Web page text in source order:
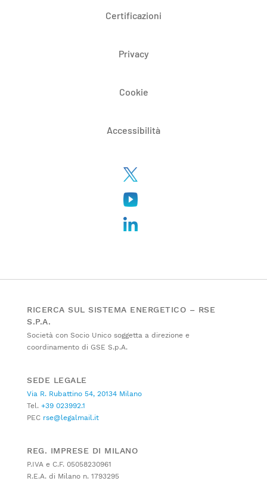
Certificazioni
Privacy
Cookie
Accessibilità
RICERCA SUL SISTEMA ENERGETICO – RSE
S.P.A.
Società con Socio Unico soggetta a direzione e
coordinamento di GSE S.p.A.
SEDE LEGALE
Via R. Rubattino 54, 20134 Milano
Tel. +39 023992.1
PEC rse@legalmail.it
REG. IMPRESE DI MILANO
P.IVA e C.F. 05058230961
R.E.A. di Milano n. 1793295